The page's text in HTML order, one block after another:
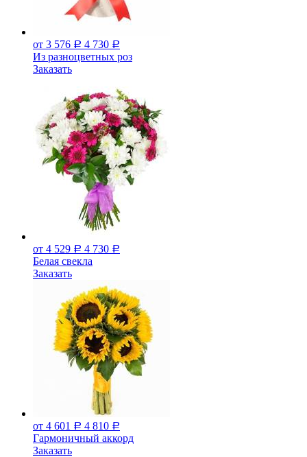
от 3 576 Р 4 730 Р
Из разноцветных роз
Заказать
от 4 529 Р 4 730 Р
Белая свекла
Заказать
от 4 601 Р 4 810 Р
Гармоничный аккорд
Заказать